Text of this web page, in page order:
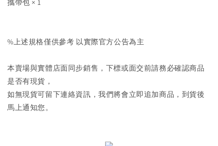
攜帶包 × 1
%上述規格僅供參考 以實際官方公告為主
本賣場與實體店面同步銷售，下標或面交前請務必確認商品
是否有現貨，
如無現貨可留下連絡資訊，我們將會立即追加商品，到貨後
馬上通知您。